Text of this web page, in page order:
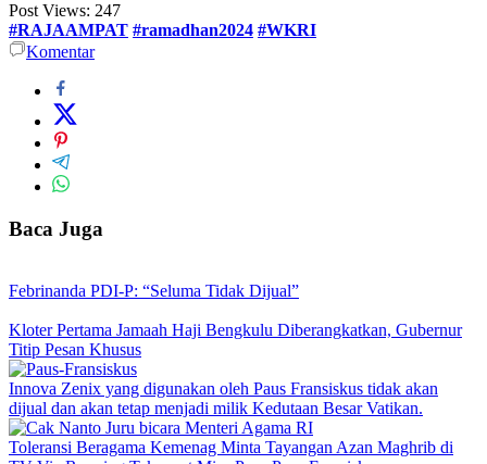
Post Views: 247
#RAJAAMPAT #ramadhan2024 #WKRI
Komentar
Baca Juga
Febrinanda PDI-P: “Seluma Tidak Dijual”
Kloter Pertama Jamaah Haji Bengkulu Diberangkatkan, Gubernur
Titip Pesan Khusus
Innova Zenix yang digunakan oleh Paus Fransiskus tidak akan
dijual dan akan tetap menjadi milik Kedutaan Besar Vatikan.
Toleransi Beragama Kemenag Minta Tayangan Azan Maghrib di